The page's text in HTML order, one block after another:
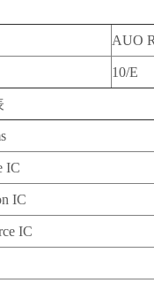
AUO
10/E
IC
IC
IC